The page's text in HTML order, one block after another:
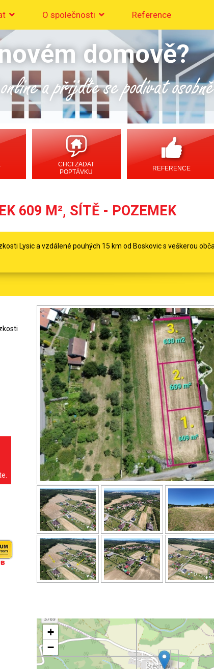
O společnosti Reference
domově?
a přijďte se podívat
CHCI ZADAT
POPTÁVKU
REFERENCE
609 M², SÍTĚ - POZEMEK
Lysic a vzdálené pouhých 15 km od Boskovic s veškerou
+
−